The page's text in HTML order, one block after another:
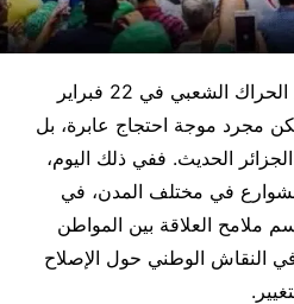
تمرّ سبع سنوات على انطلاق الحراك الشعبي في 22 فبراير
يكن مجرد موجة احتجاج عابرة، بل
الحديث. ففي ذلك اليوم،
في مختلف المدن، في
العلاقة بين المواطن
النقاش الوطني حول الإصلاح